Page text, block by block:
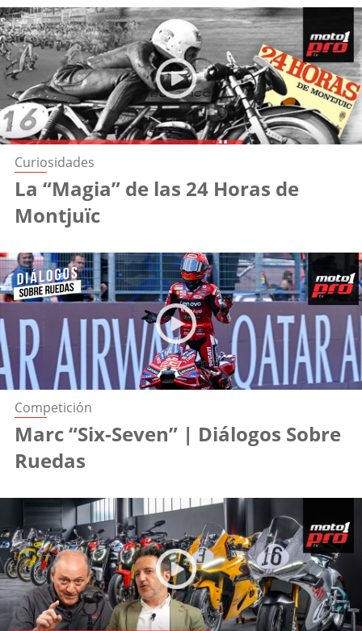
Curiosidades
La “Magia” de las 24 Horas de
Montjuïc
Competición
Marc “Six-Seven” | Diálogos Sobre
Ruedas